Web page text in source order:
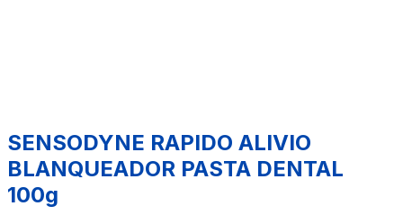
SENSODYNE RAPIDO ALIVIO
BLANQUEADOR PASTA DENTAL
100g